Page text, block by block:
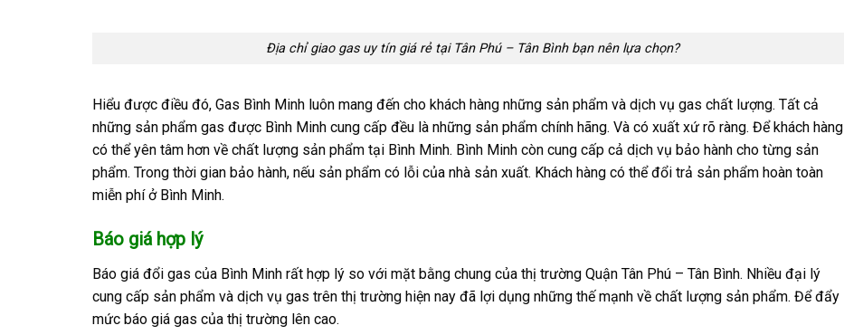
Địa chỉ giao gas uy tín giá rẻ tại Tân Phú – Tân Bình bạn nên lựa chọn?
Hiểu được điều đó, Gas Bình Minh luôn mang đến cho khách hàng những sản phẩm và dịch vụ gas chất lượng. Tất cả
những sản phẩm gas được Bình Minh cung cấp đều là những sản phẩm chính hãng. Và có xuất xứ rõ ràng. Để khách hàng
có thể yên tâm hơn về chất lượng sản phẩm tại Bình Minh. Bình Minh còn cung cấp cả dịch vụ bảo hành cho từng sản
phẩm. Trong thời gian bảo hành, nếu sản phẩm có lỗi của nhà sản xuất. Khách hàng có thể đổi trả sản phẩm hoàn toàn
miễn phí ở Bình Minh.
Báo giá hợp lý
Báo giá đổi gas của Bình Minh rất hợp lý so với mặt bằng chung của thị trường Quận Tân Phú – Tân Bình. Nhiều đại lý
cung cấp sản phẩm và dịch vụ gas trên thị trường hiện nay đã lợi dụng những thế mạnh về chất lượng sản phẩm. Để đẩy
mức báo giá gas của thị trường lên cao.